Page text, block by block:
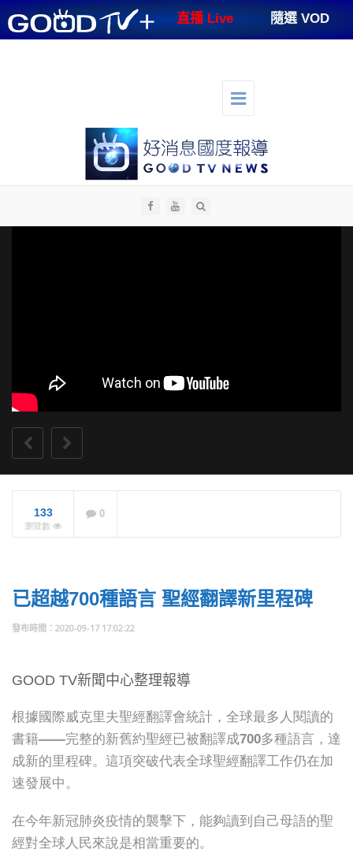
GOODTV+ 直播 Live 隨選 VOD
切
換
選
單
導
133
瀏覽數
0
已超越700種語言 聖經翻譯新里程碑
2020-09-17 17:02:22
GOOD TV新聞中心整理報導
根據國際威克里夫聖經翻譯會統計，全球最多人閱讀的
書籍——完整的新舊約聖經已被翻譯成700多種語言，達
成新的里程碑。這項突破代表全球聖經翻譯工作仍在加
速發展中。
在今年新冠肺炎疫情的襲擊下，能夠讀到自己母語的聖
經對全球人民來說是相當重要的。